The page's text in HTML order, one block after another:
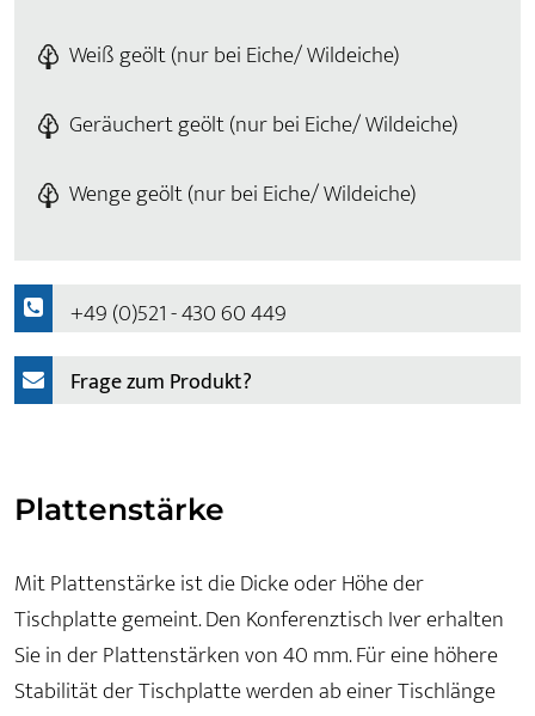
Weiß geölt (nur bei Eiche/ Wildeiche)
Geräuchert geölt (nur bei Eiche/ Wildeiche)
Wenge geölt (nur bei Eiche/ Wildeiche)
+49 (0)521 - 430 60 449
Frage zum Produkt?
Plattenstärke
Mit Plattenstärke ist die Dicke oder Höhe der
Tischplatte gemeint. Den Konferenztisch Iver erhalten
Sie in der Plattenstärken von 40 mm. Für eine höhere
Stabilität der Tischplatte werden ab einer Tischlänge